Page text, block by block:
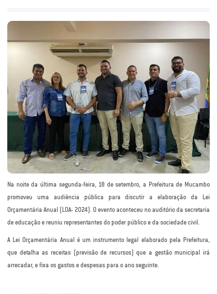
Na noite da última segunda-feira, 18 de setembro, a Prefeitura de Mucambo
promoveu uma audiência pública para discutir a elaboração da Lei
Orçamentária Anual (LOA- 2024). O evento aconteceu no auditório da secretaria
de educação e reuniu representantes do poder público e da sociedade civil.
A Lei Orçamentária Anual é um instrumento legal elaborado pela Prefeitura,
que detalha as receitas (previsão de recursos) que a gestão municipal irá
arrecadar, e fixa os gastos e despesas para o ano seguinte.